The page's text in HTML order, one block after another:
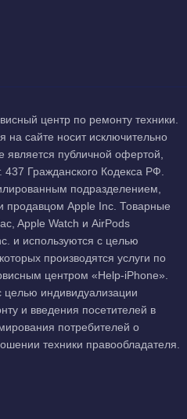
центр по ремонту техники.
сайте носит исключительно
публичной офертой,
Гражданского Кодекса РФ.
подразделением,
продавцом Apple Inc. Товарные
Apple Watch и AirPods
и используются с целью
производятся услуги по
центром «Help-iPhone».
целью индивидуализации
и введения посетителей в
потребителей о
техники правообладателя.